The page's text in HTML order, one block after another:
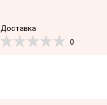
Доставка
0